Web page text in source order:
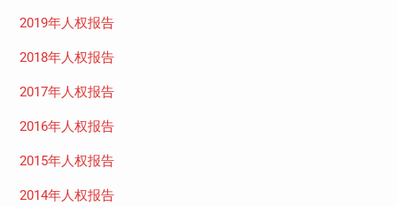
2019年人权报告
2018年人权报告
2017年人权报告
2016年人权报告
2015年人权报告
2014年人权报告